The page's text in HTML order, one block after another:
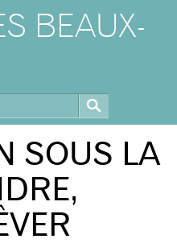
BEAUX-
SOUS LA